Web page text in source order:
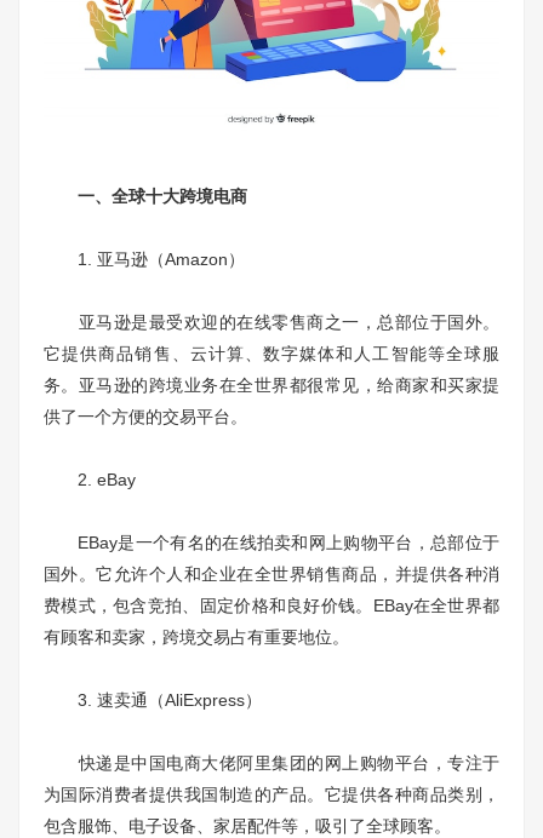
一、全球十大跨境电商
1. 亚马逊（Amazon）
亚马逊是最受欢迎的在线零售商之一，总部位于国外。
它提供商品销售、云计算、数字媒体和人工智能等全球服
务。亚马逊的跨境业务在全世界都很常见，给商家和买家提
供了一个方便的交易平台。
2. eBay
EBay是一个有名的在线拍卖和网上购物平台，总部位于
国外。它允许个人和企业在全世界销售商品，并提供各种消
费模式，包含竞拍、固定价格和良好价钱。EBay在全世界都
有顾客和卖家，跨境交易占有重要地位。
3. 速卖通（AliExpress）
快递是中国电商大佬阿里集团的网上购物平台，专注于
为国际消费者提供我国制造的产品。它提供各种商品类别，
包含服饰、电子设备、家居配件等，吸引了全球顾客。